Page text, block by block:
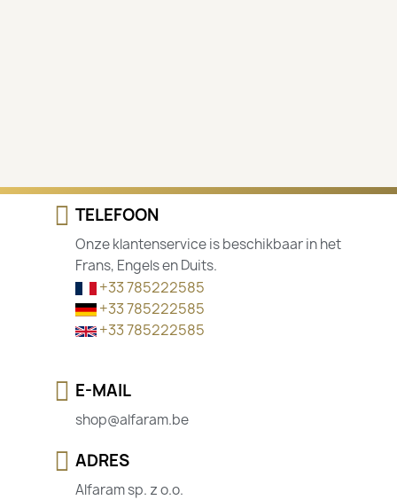
TELEFOON
Onze klantenservice is beschikbaar in het
Frans, Engels en Duits.
+33 785222585
+33 785222585
+33 785222585
E-MAIL
shop@alfaram.be
ADRES
Alfaram sp. z o.o.